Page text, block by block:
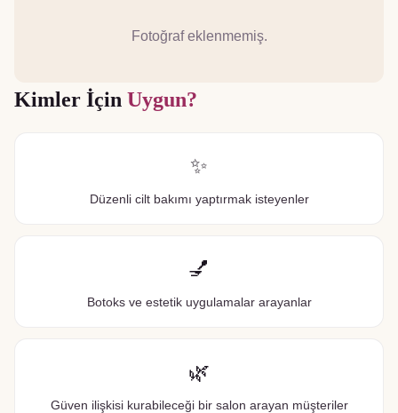
Fotoğraf eklenmemiş.
Kimler İçin Uygun?
✨
Düzenli cilt bakımı yaptırmak isteyenler
💅
Botoks ve estetik uygulamalar arayanlar
🌿
Güven ilişkisi kurabileceği bir salon arayan müşteriler